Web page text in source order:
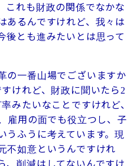
これも財政の関係でなかな
あるんですけれど、我々は
後とも進みたいとは思って
の一番山場でございますか
けれど、財政に聞いたら2
みたいなことですけれど、
雇用の面でも役立つし、子
うふうに考えています。現
不如意というんですけれ